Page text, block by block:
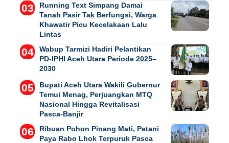
Running Text Simpang Damai
Tanah Pasir Tak Berfungsi, Warga
Khawatir Picu Kecelakaan Lalu
Lintas
Wabup Tarmizi Hadiri Pelantikan
PD-IPHI Aceh Utara Periode 2025–
2030
Bupati Aceh Utara Wakili Gubernur
Temui Menag, Perjuangkan MTQ
Nasional Hingga Revitalisasi
Pasca-Banjir
Ribuan Pohon Pinang Mati, Petani
Paya Rabo Lhok Terpuruk Pasca